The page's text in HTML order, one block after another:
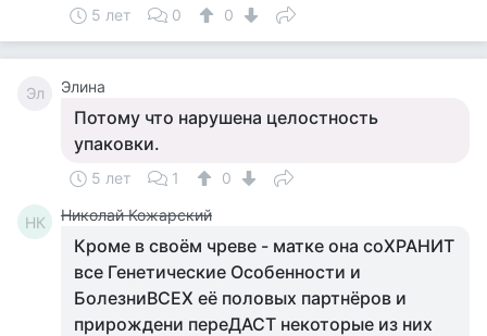
5 лет 0 0
Эл Элина
Потому что нарушена целостность
упаковки.
5 лет 1 0
НК Николай Кожарский
Кроме в своём чреве - матке она соХРАНИТ
все Генетические Особенности и
БолезниВСЕХ её половых партнёров и
прирождени переДАСТ некоторые из них